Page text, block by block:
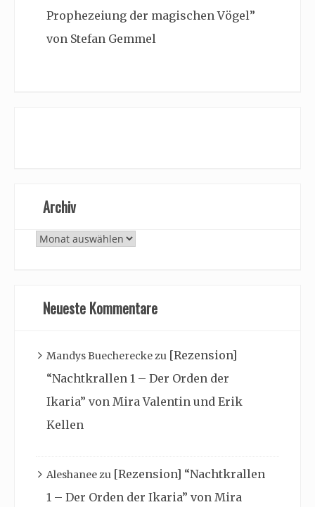
Prophezeiung der magischen Vögel”
von Stefan Gemmel
Archiv
Archiv
Neueste Kommentare
Mandys Buechereckezu [Rezension]
“Nachtkrallen 1 – Der Orden der
Ikaria” von Mira Valentin und Erik
Kellen
Aleshaneezu [Rezension] “Nachtkrallen
1 – Der Orden der Ikaria” von Mira